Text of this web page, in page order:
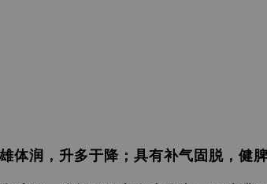
体润，升多于降；具有补气固脱，健